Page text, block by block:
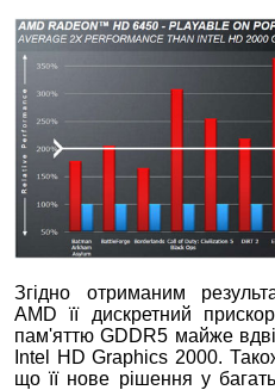
Згідно отриманим
AMD її дискретний
пам'яттю GDDR5 майже
Intel HD Graphics 2000.
що її нове рішення у